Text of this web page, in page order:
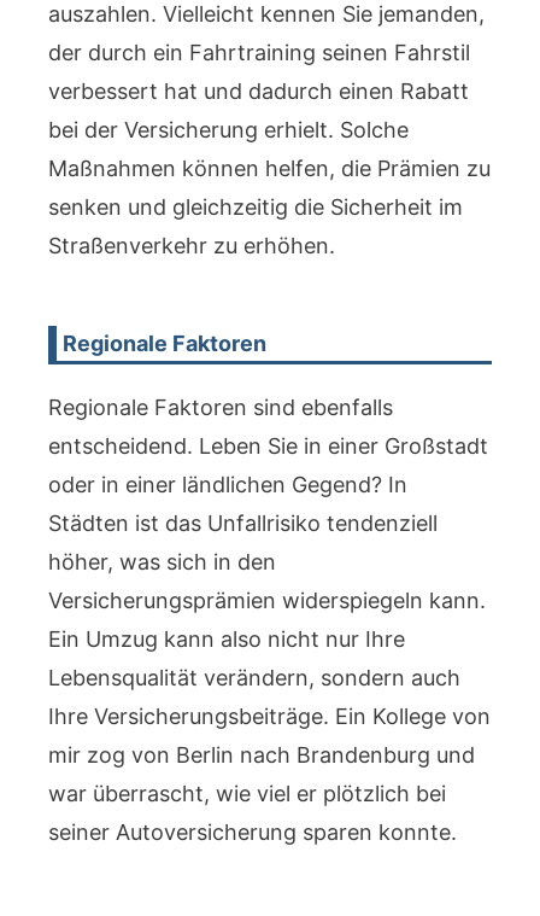
auszahlen. Vielleicht kennen Sie jemanden,
der durch ein Fahrtraining seinen Fahrstil
verbessert hat und dadurch einen Rabatt
bei der Versicherung erhielt. Solche
Maßnahmen können helfen, die Prämien zu
senken und gleichzeitig die Sicherheit im
Straßenverkehr zu erhöhen.
Regionale Faktoren
Regionale Faktoren sind ebenfalls
entscheidend. Leben Sie in einer Großstadt
oder in einer ländlichen Gegend? In
Städten ist das Unfallrisiko tendenziell
höher, was sich in den
Versicherungsprämien widerspiegeln kann.
Ein Umzug kann also nicht nur Ihre
Lebensqualität verändern, sondern auch
Ihre Versicherungsbeiträge. Ein Kollege von
mir zog von Berlin nach Brandenburg und
war überrascht, wie viel er plötzlich bei
seiner Autoversicherung sparen konnte.